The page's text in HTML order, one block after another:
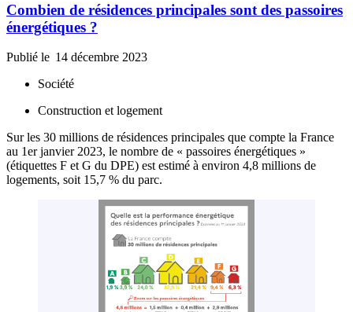
Combien de résidences principales sont des passoires
énergétiques ?
Publié le 14 décembre 2023
Société
Construction et logement
Sur les 30 millions de résidences principales que compte la France
au 1er janvier 2023, le nombre de « passoires énergétiques »
(étiquettes F et G du DPE) est estimé à environ 4,8 millions de
logements, soit 15,7 % du parc.